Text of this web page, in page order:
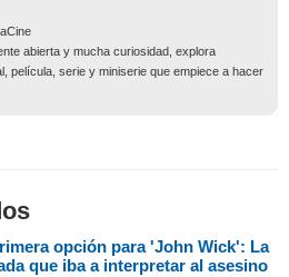
abierta y mucha curiosidad, explora
película, serie y miniserie que empiece a hacer
opción para 'John Wick': La
que iba a interpretar al asesino